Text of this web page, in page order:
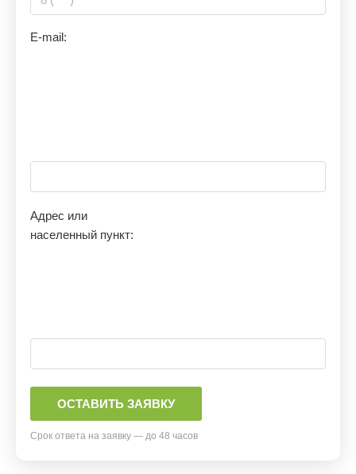
E-mail:
Адрес или
населенный пункт:
Срок ответа на заявку — до 48 часов